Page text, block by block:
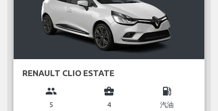
RENAULT CLIO ESTATE
group
5
business_center
4
local_gas_station
汽油